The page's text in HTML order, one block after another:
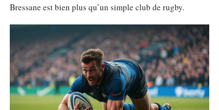
Bressane est bien plus qu’un simple club de rugby.